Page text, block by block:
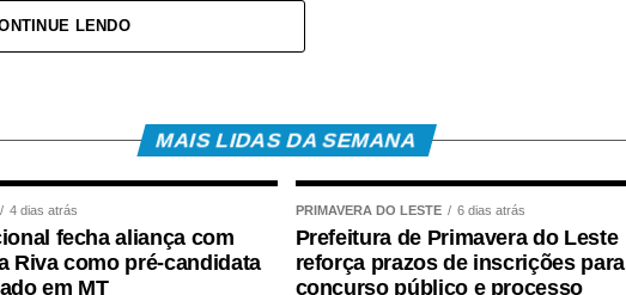
privada, inscritos no Programa de Integração
no Programa de Formação do Patrimônio do
do Brasil, com total de cerca de R$ 600
Salarial
LENDO
MAIS LIDAS DA SEMANA
4 dias atrás
fecha aliança com
Riva como pré-candidata
em MT
PRIMAVERA DO LESTE 6 dias atrás
Prefeitura de Primavera do Leste
reforça prazos de inscrições para
concurso público e processo